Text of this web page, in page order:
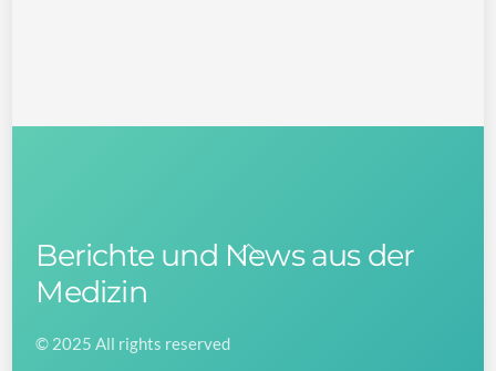
Back
Berichte und News aus der
Medizin
© 2025 All rights reserved